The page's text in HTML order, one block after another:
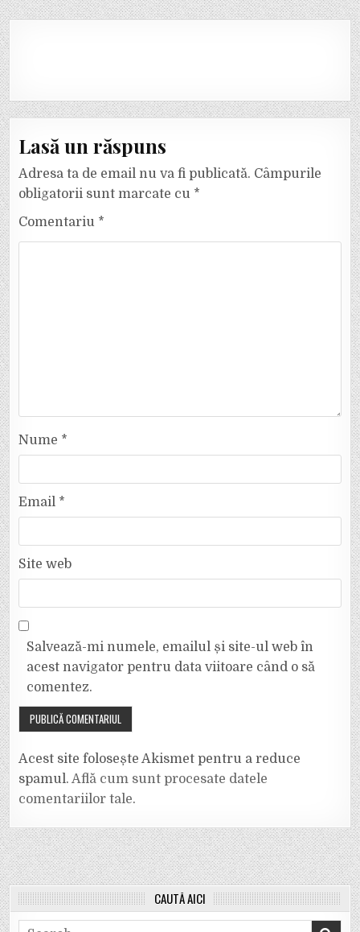
Lasă un răspuns
Adresa ta de email nu va fi publicată. Câmpurile
obligatorii sunt marcate cu *
Comentariu *
Nume *
Email *
Site web
Salvează-mi numele, emailul și site-ul web în
acest navigator pentru data viitoare când o să
comentez.
Acest site folosește Akismet pentru a reduce
spamul.Află cum sunt procesate datele
comentariilor tale.
CAUTĂ AICI
Search